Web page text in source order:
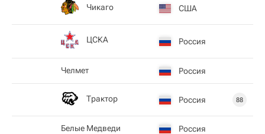
Чикаго США
ЦСКА Россия
Челмет Россия
Трактор Россия 88
Белые Медведи Россия